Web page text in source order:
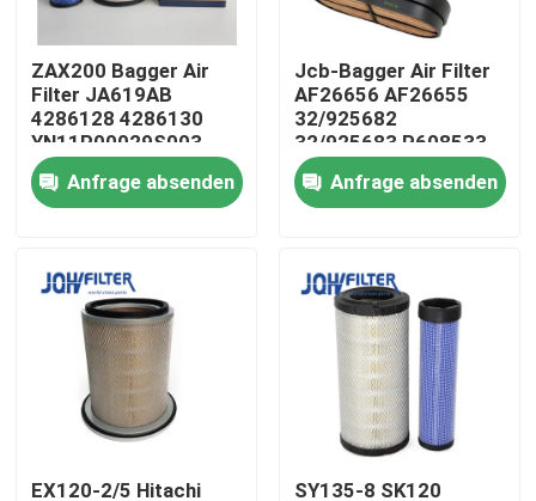
Werksbesichtigung
Qualitätskontrolle
Neuigkeiten
Bitte um ein Angebot
Bagger Air Filter
ZAX200 Bagger Air
Filter JA619AB
4286128 4286130
YN11P00029S003
YN11P00029S002
Anfrage absenden
Jcb-Bagger Air Filter
AF26656 AF26655
32/925682
32/925683 P608533
Anfrage absenden
EX120-2/5 Hitachi SY135-8 SK120